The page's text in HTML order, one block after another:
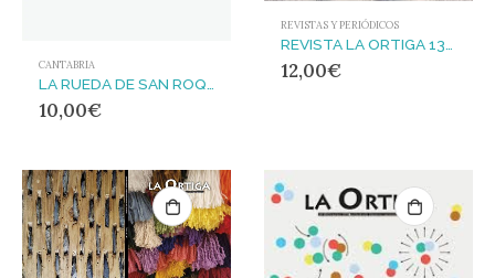
CANTABRIA
10,00€
REVISTAS Y PERIÓDICOS
REVISTA LA ORTIGA 132 FEBRERO 2021
12,00€